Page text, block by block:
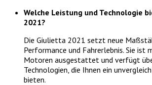
Welche Leistung und Technologie
2021?
Die Giulietta 2021 setzt neue
Performance und Fahrerlebnis. Sie ist
Motoren ausgestattet und verfügt
Technologien, die Ihnen ein
bieten.